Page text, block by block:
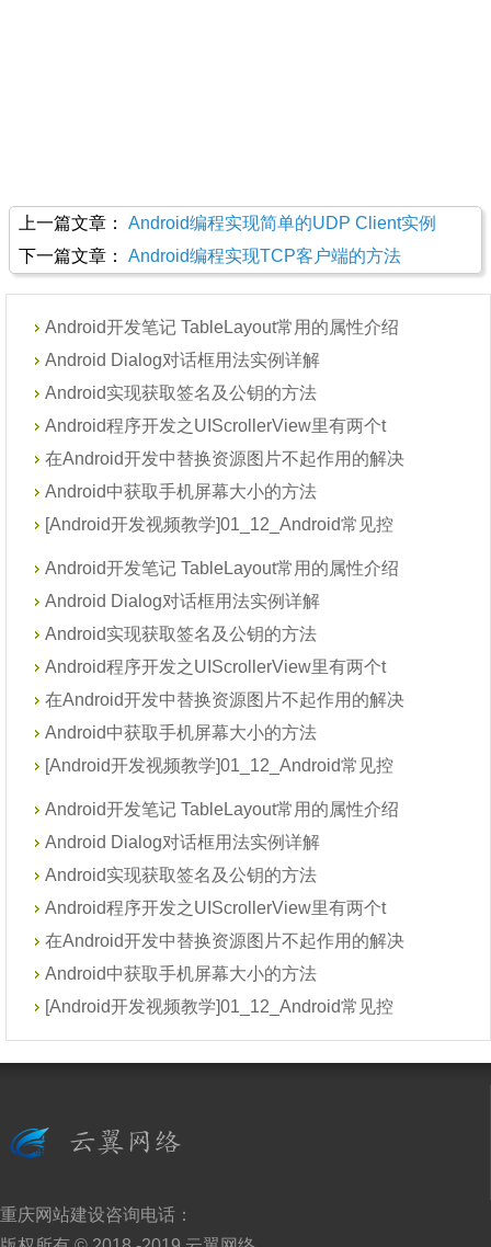
上一篇文章： Android编程实现简单的UDP Client实例
下一篇文章： Android编程实现TCP客户端的方法
Android开发笔记 TableLayout常用的属性介绍
Android Dialog对话框用法实例详解
Android实现获取签名及公钥的方法
Android程序开发之UIScrollerView里有两个t
在Android开发中替换资源图片不起作用的解决
Android中获取手机屏幕大小的方法
[Android开发视频教学]01_12_Android常见控
Android开发笔记 TableLayout常用的属性介绍
Android Dialog对话框用法实例详解
Android实现获取签名及公钥的方法
Android程序开发之UIScrollerView里有两个t
在Android开发中替换资源图片不起作用的解决
Android中获取手机屏幕大小的方法
[Android开发视频教学]01_12_Android常见控
Android开发笔记 TableLayout常用的属性介绍
Android Dialog对话框用法实例详解
Android实现获取签名及公钥的方法
Android程序开发之UIScrollerView里有两个t
在Android开发中替换资源图片不起作用的解决
Android中获取手机屏幕大小的方法
[Android开发视频教学]01_12_Android常见控
重庆网站建设咨询电话：